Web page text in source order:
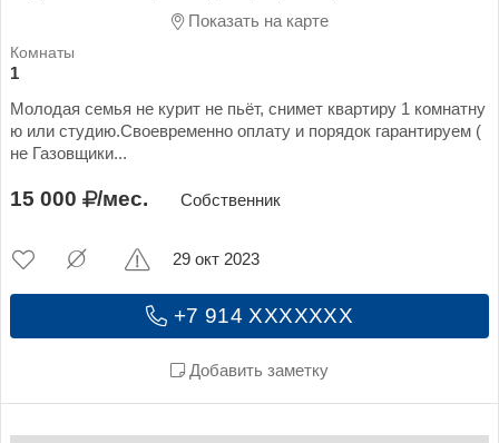
Показать на карте
1
Молодая семья не курит не пьёт, снимет квартиру 1 комнатну
ю или студию.Своевременно оплату и порядок гарантируем (
не Газовщики...
15 000 /мес. Собственник
+7 914 XXXXXXX
Добавить заметку
29 окт 2023